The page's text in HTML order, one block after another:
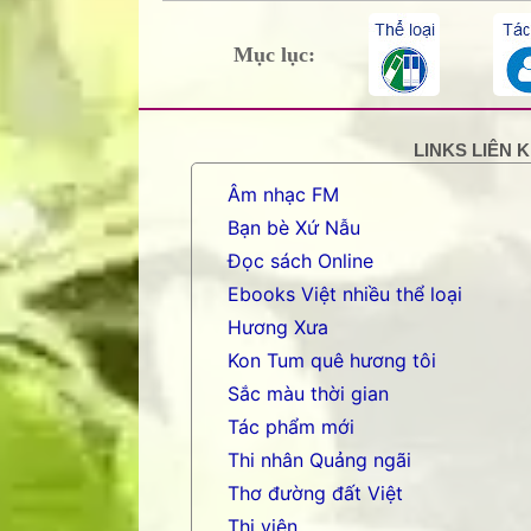
Mục lục:
LINKS LIÊN
Âm nhạc FM
Bạn bè Xứ Nẫu
Đọc sách Online
Ebooks Việt nhiều thể loại
Hương Xưa
Kon Tum quê hương tôi
Sắc màu thời gian
Tác phẩm mới
Thi nhân Quảng ngãi
Thơ đường đất Việt
Thi viện